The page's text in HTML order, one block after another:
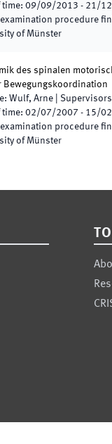
time: 09/09/2013 - 21/
procedure
of Münster
des spinalen
Bewegungskoordination
: Wulf, Arne Supervisors
time: 02/07/2007 - 15/
procedure
of Münster